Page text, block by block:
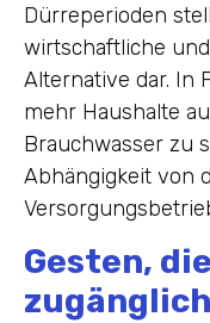
Dürreperioden
wirtschaftliche
Alternative dar. In
mehr Haushalte
Brauchwasser zu
Abhängigkeit von
Gesten,